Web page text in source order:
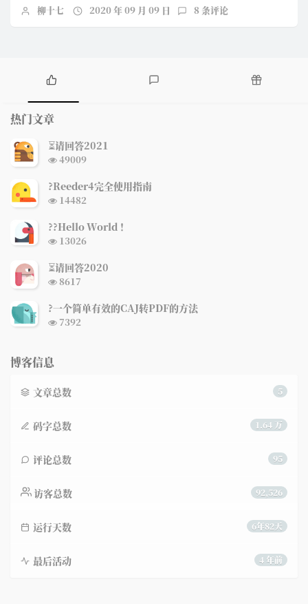
柳十七 2020 年 09 月 09 日 8 条评论
热
门
文
章
热门文章
⏳请回答2021
浏
次
数:
49009
?Reeder4完全使用指南
浏
次
数:
14482
?‍?Hello World ！
浏
次
数:
13026
⏳请回答2020
浏
次
数:
8617
?一个简单有效的CAJ转PDF的方法
浏
7392
博客信息
5
文章总数
1.64 万
码字总数
95
评论总数
92,526
访客总数
6年82天
运行天数
4 年前
最后活动